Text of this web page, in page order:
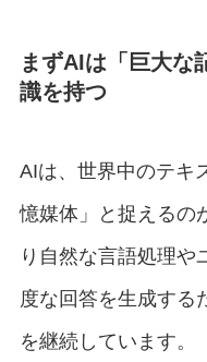
まずAIは「巨大な
識を持つ
AIは、世界中のテキ
憶媒体」と捉えるの
り自然な言語処理や
度な回答を生成する
を継続しています。